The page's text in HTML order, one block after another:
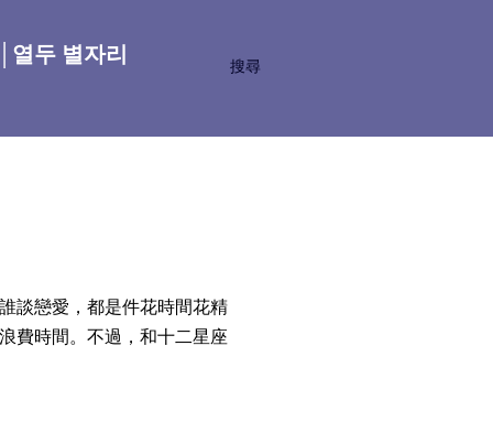
搜尋
열두 별자리
戀愛，都是件花時間花精
費時間。不過，和十二星座